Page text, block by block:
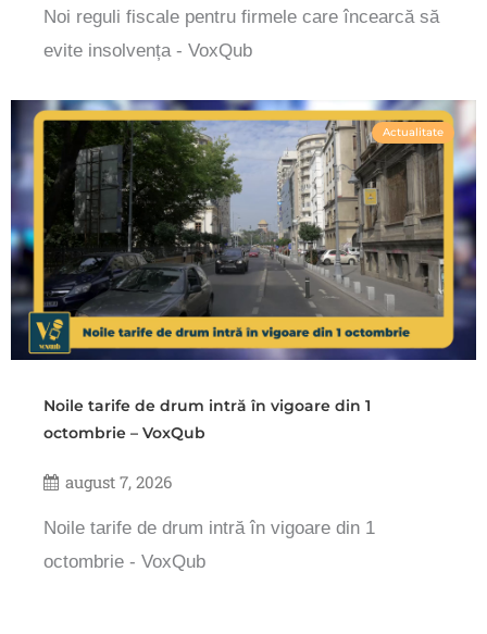
Noi reguli fiscale pentru firmele care încearcă să
evite insolvența - VoxQub
Actualitate
Noile tarife de drum intră în vigoare din 1
octombrie – VoxQub
august 7, 2026
Noile tarife de drum intră în vigoare din 1
octombrie - VoxQub